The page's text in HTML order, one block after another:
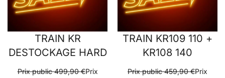
TRAIN KR
DESTOCKAGE HARD
Prix public499,90€Prix
TRAIN KR109 110 +
KR108 140
Prix public459,90€Prix